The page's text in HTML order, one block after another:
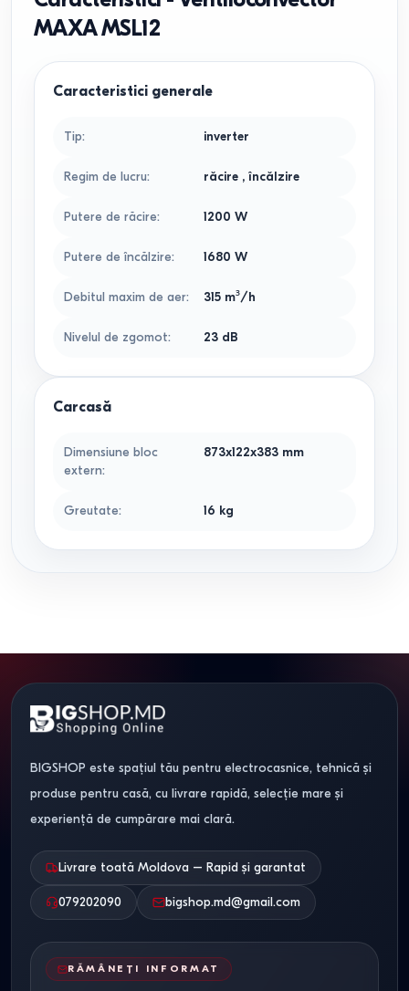
MAXA MSL12
Caracteristici generale
Tip: inverter
Regim de lucru: răcire , încălzire
Putere de răcire: 1200 W
Putere de încălzire: 1680 W
Debitul maxim de aer: 315m³/h
Nivelul de zgomot: 23dB
Carcasă
Dimensiune bloc
extern:
873x122x383mm
Greutate: 16 kg
BIGSHOP este spațiul tău pentru electrocasnice, tehnică și
produse pentru casă, cu livrare rapidă, selecție mare și
experiență de cumpărare mai clară.
Livrare toată Moldova – Rapid și garantat
079202090 bigshop.md@gmail.com
RĂMÂNEȚI INFORMAT